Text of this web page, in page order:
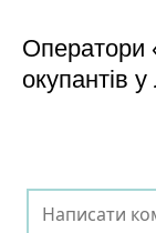
Оператори
окупантів